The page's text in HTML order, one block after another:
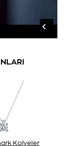
Kolyeler